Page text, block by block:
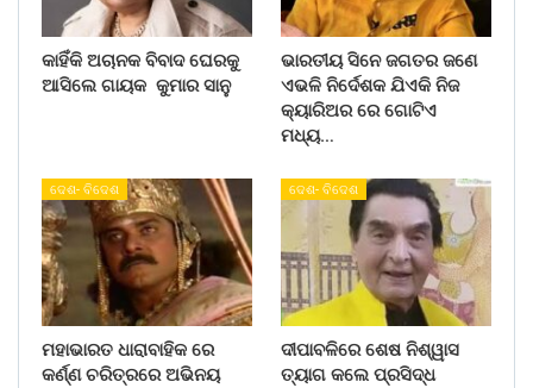
କାହିଁକି ଅଚାନକ ବିବାଦ ଘେରକୁ
ଆସିଲେ ଗାୟକ କୁମାର ସାନୁ
ଭାରତୀୟ ସିନେ ଜଗତର ଜଣେ
ଏଭଳି ନିର୍ଦେଶକ ଯିଏକି ନିଜ
କ୍ୟାରିଅର ରେ ଗୋଟିଏ
ମଧ୍ୟ…
ଦେଶ- ବିଦେଶ
ମହାଭାରତ ଧାରାବାହିକ ରେ
କର୍ଣ୍ଣ ଚରିତ୍ରରେ ଅଭିନୟ
ଦେଶ- ବିଦେଶ
ଦୀପାବଳିରେ ଶେଷ ନିଶ୍ୱାସ
ତ୍ୟାଗ କଲେ ପ୍ରସିଦ୍ଧ